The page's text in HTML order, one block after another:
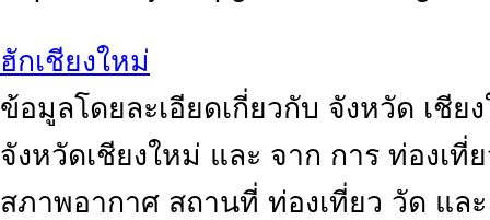
ฮักเชียงใหม่
ข้อมูลโดยละเอียดเกี่ยวกับ จังหวัด เชี
จังหวัดเชียงใหม่ และ จาก การ ท่องเที่
สภาพอากาศ สถานที่ ท่องเที่ยว วัด แ